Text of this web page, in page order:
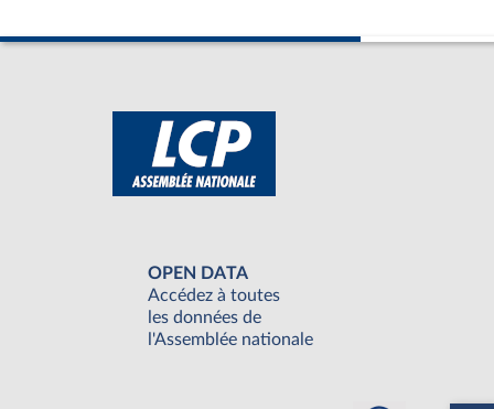
OPEN DATA
Accédez à toutes
les données de
l'Assemblée nationale